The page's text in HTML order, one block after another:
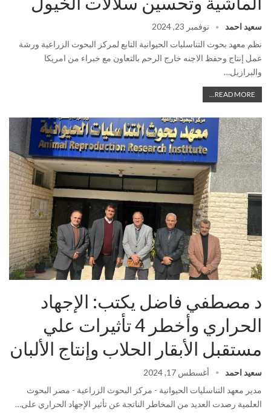
سعيد احمد
نوفمبر 23, 2024
نظم معهد بحوث التناسليات الحيوانية التابع لمركز البحوث الزراعية ورشة
عمل إنتاج وحفظ الاجنه خارج الرحم بالتعاون مع خبراء من امريكا
والبرازيل…
READ MORE...
د مصطفي فاضل يكتب: الإجهاد
الحراري وأخطر 4 تأثيرات علي
مستقبل الأبقار الحلاب وإنتاج الألبان
سعيد احمد
أغسطس 17, 2024
مدير معهد التناسليات الحيوانية - مركز البحوث الزراعية - مصر البحوث
العلمية رصدت العديد من المخاطر الناتجة عن تأثير الإجهاد الحراري على…